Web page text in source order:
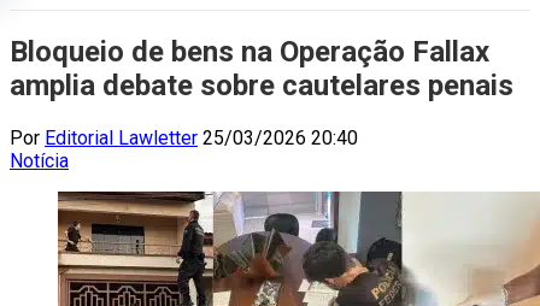
Bloqueio de bens na Operação Fallax
amplia debate sobre cautelares penais
Por Editorial Lawletter 25/03/2026 20:40
Notícia